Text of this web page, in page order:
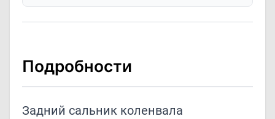
Подробности
Задний сальник коленвала